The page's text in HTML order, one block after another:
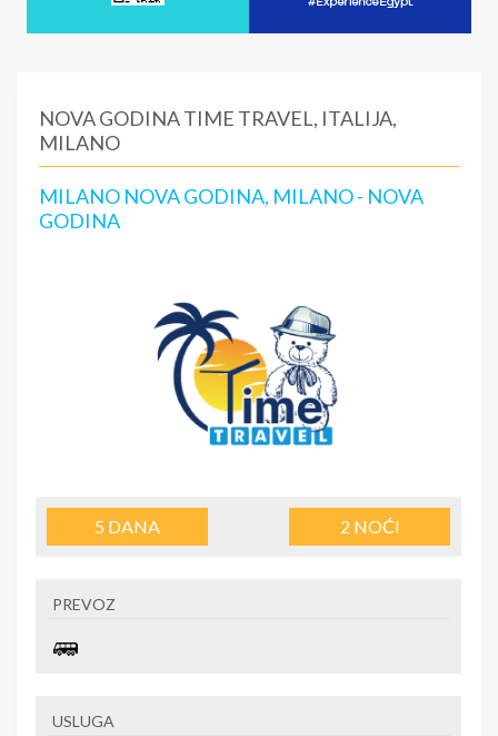
NOVA GODINA TIME TRAVEL, ITALIJA,
MILANO
MILANO NOVA GODINA, MILANO - NOVA
GODINA
5 DANA 2 NOĆI
PREVOZ
USLUGA